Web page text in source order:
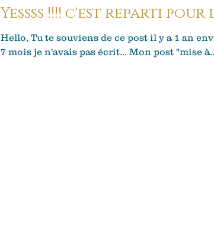
Yessss !!!! c'est reparti pour
Hello, Tu te souviens de ce post il y a 1 an
7 mois je n'avais pas écrit... Mon post "mise